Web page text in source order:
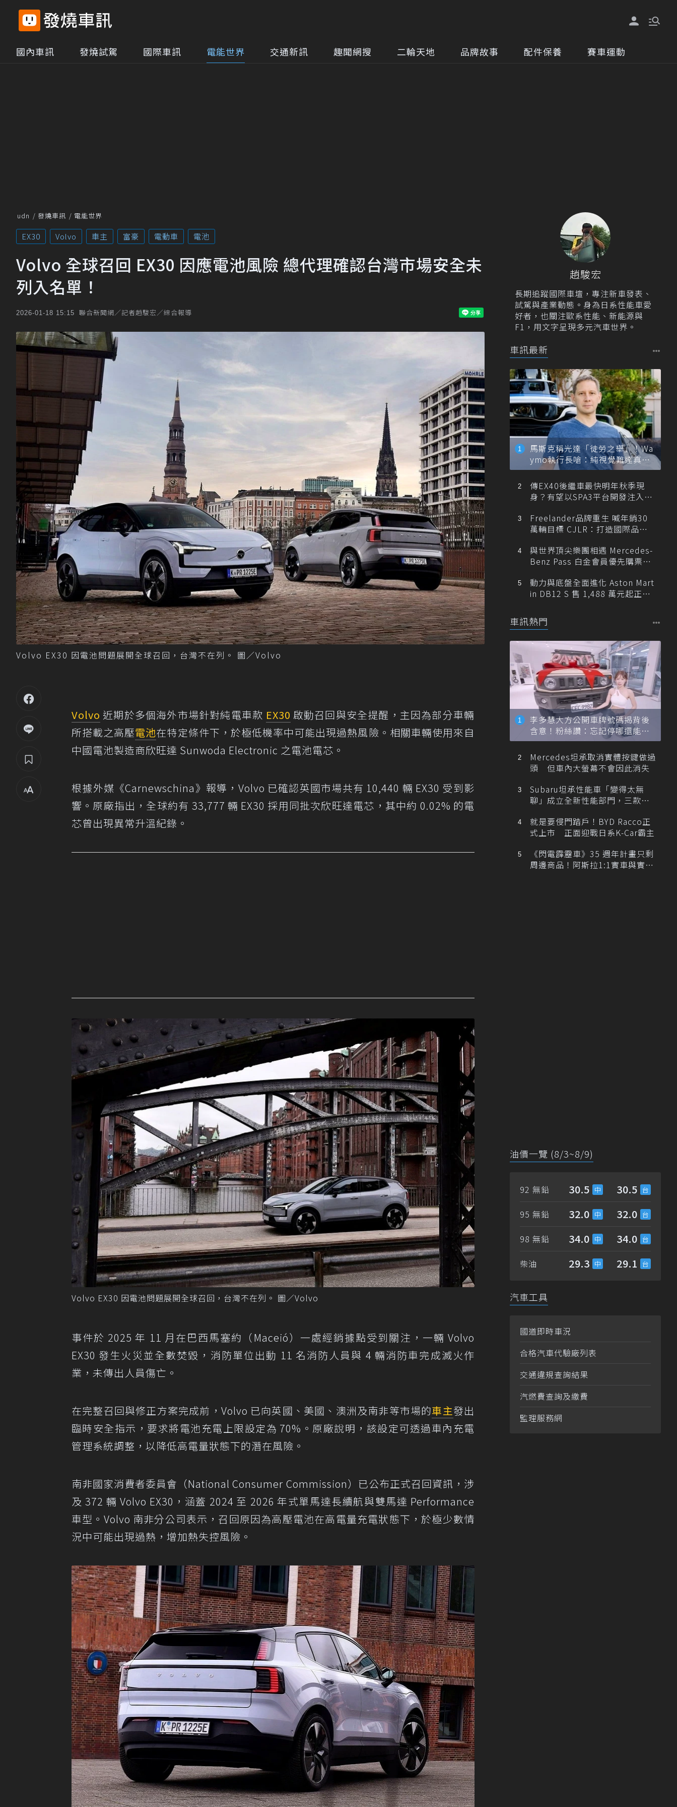
國內車訊 發燒試駕 國際車訊 電能世界 交通新訊 趣聞網搜 二輪天地 品牌故事 配件保養 賽車運動
udn 發燒車訊 電能世界
EX30 Volvo 車主 富豪 電動車 電池
Volvo 全球召回 EX30 因應電池風險 總代理確認台灣市場安全未
列入名單！
2026-01-18 15:15 聯合新聞網／記者趙駿宏／綜合報導
Volvo EX30 因電池問題展開全球召回，台灣不在列。 圖／Volvo
Volvo 近期於多個海外市場針對純電車款 EX30 啟動召回與安全提醒，主因為部分車輛
所搭載之高壓電池在特定條件下，於極低機率中可能出現過熱風險。相關車輛使用來自
中國電池製造商欣旺達 Sunwoda Electronic 之電池電芯。
根據外媒《Carnewschina》報導，Volvo 已確認英國市場共有 10,440 輛 EX30 受到影
響。原廠指出，全球約有 33,777 輛 EX30 採用同批次欣旺達電芯，其中約 0.02% 的電
芯曾出現異常升溫紀錄。
Volvo EX30 因電池問題展開全球召回，台灣不在列。 圖／Volvo
事件於 2025 年 11 月在巴西馬塞約（Maceió）一處經銷據點受到關注，一輛 Volvo
EX30 發生火災並全數焚毀，消防單位出動 11 名消防人員與 4 輛消防車完成滅火作
業，未傳出人員傷亡。
在完整召回與修正方案完成前，Volvo 已向英國、美國、澳洲及南非等市場的車主發出
臨時安全指示，要求將電池充電上限設定為 70%。原廠說明，該設定可透過車內充電
管理系統調整，以降低高電量狀態下的潛在風險。
南非國家消費者委員會（National Consumer Commission）已公布正式召回資訊，涉
及 372 輛 Volvo EX30，涵蓋 2024 至 2026 年式單馬達長續航與雙馬達 Performance
車型。Volvo 南非分公司表示，召回原因為高壓電池在高電量充電狀態下，於極少數情
況中可能出現過熱，增加熱失控風險。
趙駿宏
長期追蹤國際車壇，專注新車發表、
試駕與產業動態。身為日系性能車愛
好者，也關注歐系性能、新能源與
F1，用文字呈現多元汽車世界。
車訊最新
馬斯克稱光達「徒勞之舉」！Wa
ymo執行長嗆：純視覺難達真正
自動駕駛
傳EX40後繼車最快明年秋季現
身？有望以SPA3平台開發注入80
Freelander品牌重生 喊年銷30
萬輛目標 CJLR：打造國際品牌
與世界頂尖樂團相遇 Mercedes-
Benz Pass 白金會員優先購票維
動力與底盤全面進化 Aston Mart
in DB12 S 售 1,488 萬元起正式
車訊熱門
李多慧大方公開車牌號碼揭背後
含意！粉絲讚：忘記停哪還能幫
忙找車
Mercedes坦承取消實體按鍵做過
頭 但車內大螢幕不會因此消失
Subaru坦承性能車「變得太無
聊」成立全新性能部門，三款手
就是要侵門踏戶！BYD Racco正
式上市 正面迎戰日系K-Car霸主
《閃電霹靂車》35 週年計畫只剩
周邊商品！阿斯拉1:1實車與實體
油價一覽 (8/3~8/9)
92 無鉛 30.5 30.5
95 無鉛 32.0 32.0
98 無鉛 34.0 34.0
柴油 29.3 29.1
汽車工具
國道即時車況
合格汽車代驗廠列表
交通違規查詢結果
汽燃費查詢及繳費
監理服務網